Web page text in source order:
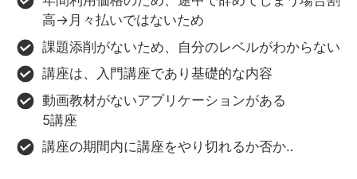
高→月々払いではないため
課題添削がないため、自分のレベルがわからない
講座は、入門講座であり基礎的な内容
動画教材がないアプリケーションがある
5講座
講座の期間内に講座をやり切れるか否か‥